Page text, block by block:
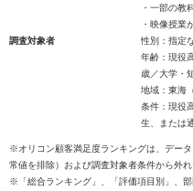
・一部の教
・映像授業
調査対象者
性別：指定
年齢：現役
歳／大学・
地域：東海
条件：現役
生、または
※オリコン顧客満足度ランキングは、デー
常値を排除）および調査対象者条件から外
※「総合ランキング」、「評価項目別」、